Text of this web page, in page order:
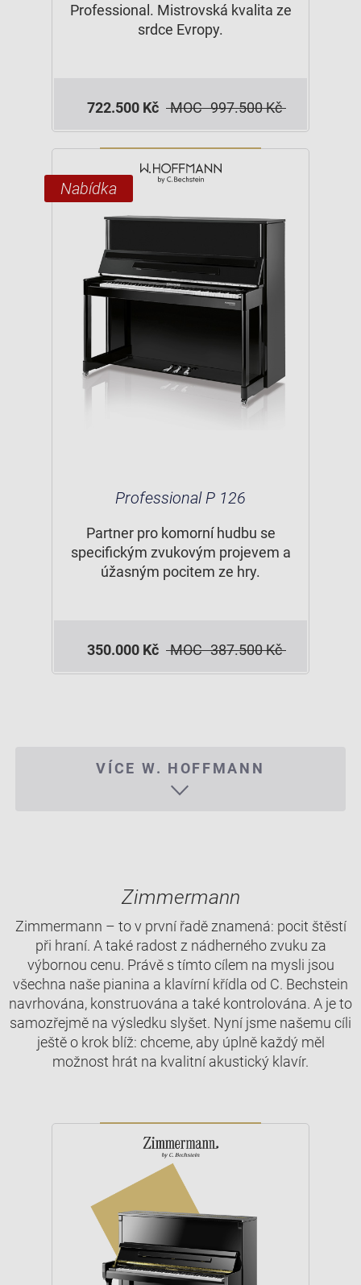
Professional. Mistrovská kvalita ze
srdce Evropy.
722.500 Kč MOC 997.500 Kč
Nabídka
Professional P 126
Partner pro komorní hudbu se
specifickým zvukovým projevem a
úžasným pocitem ze hry.
350.000 Kč MOC 387.500 Kč
VÍCE W. HOFFMANN
Zimmermann
Zimmermann – to v první řadě znamená: pocit štěstí
při hraní. A také radost z nádherného zvuku za
výbornou cenu. Právě s tímto cílem na mysli jsou
všechna naše pianina a klavírní křídla od C. Bechstein
navrhována, konstruována a také kontrolována. A je to
samozřejmě na výsledku slyšet. Nyní jsme našemu cíli
ještě o krok blíž: chceme, aby úplně každý měl
možnost hrát na kvalitní akustický klavír.